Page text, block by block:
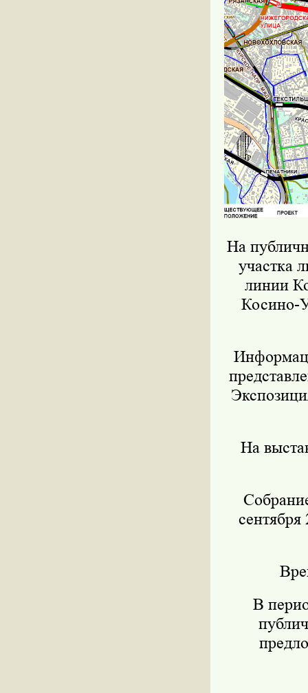
На
участка
линии
Косино-
На
сентября
В